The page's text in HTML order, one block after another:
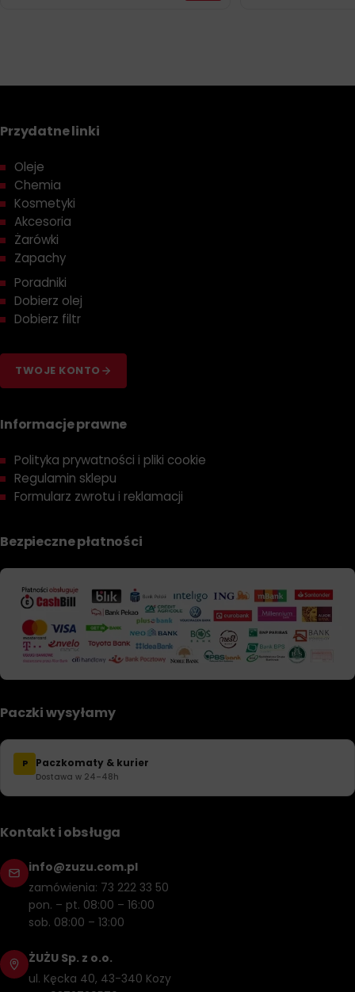
Przydatne linki
Oleje
Chemia
Kosmetyki
Akcesoria
Żarówki
Zapachy
Poradniki
Dobierz olej
Dobierz filtr
TWOJE KONTO
Informacje prawne
Polityka prywatności i pliki cookie
Regulamin sklepu
Formularz zwrotu i reklamacji
Bezpieczne płatności
Paczki wysyłamy
P Paczkomaty & kurier
Dostawa w 24–48h
Kontakt i obsługa
info@zuzu.com.pl
zamówienia: 73 222 33 50
pon. – pt. 08:00 – 16:00
sob. 08:00 – 13:00
ŻUŻU Sp. z o.o.
ul. Kęcka 40, 43-340 Kozy